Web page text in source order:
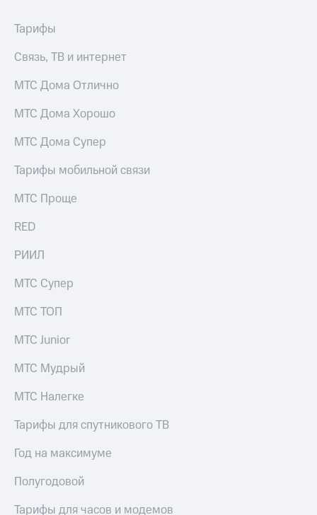
капитал
и
Рынок
Описание
Программа
Порядок
выкупа
Описание
Уведомление
погашении
облигаций
Реквизиты
Контакты
развитие
На главную
Тарифы
Связь, ТВ и интернет
МТС Дома Отлично
МТС Дома Хорошо
МТС Дома Супер
Тарифы мобильной связи
МТС Проще
RED
РИИЛ
МТС Супер
МТС ТОП
МТС Junior
МТС Мудрый
МТС Налегке
Тарифы для спутникового ТВ
Год на максимуме
Полугодовой
Тарифы для часов и модемов